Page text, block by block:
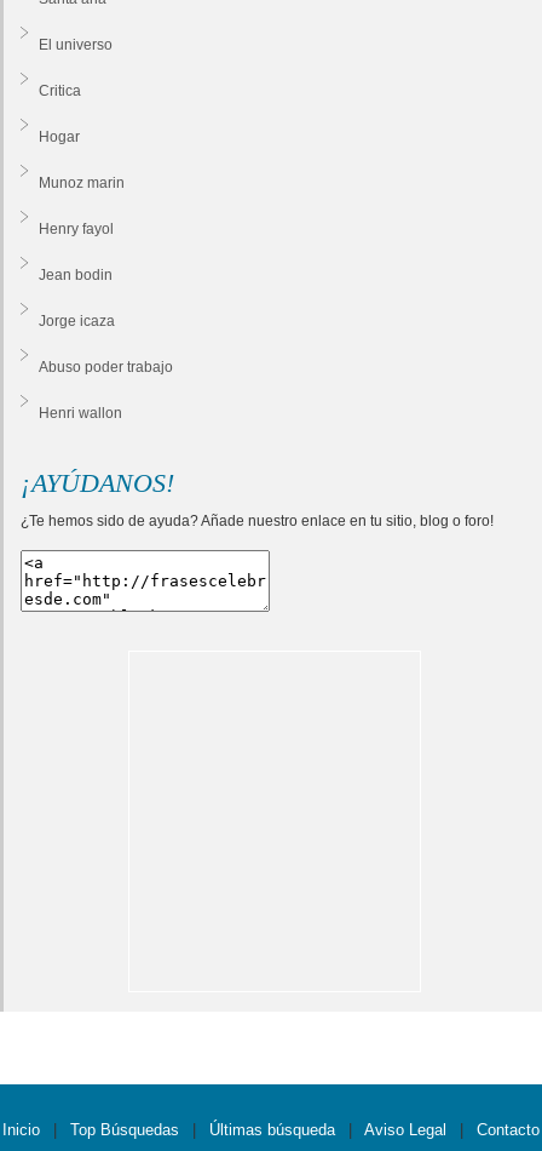
El universo
Critica
Hogar
Munoz marin
Henry fayol
Jean bodin
Jorge icaza
Abuso poder trabajo
Henri wallon
¡AYÚDANOS!
¿Te hemos sido de ayuda? Añade nuestro enlace en tu sitio, blog o foro!
Inicio Top Búsquedas Últimas búsqueda Aviso Legal Contacto